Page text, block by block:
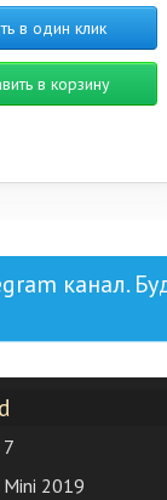
в один клик
в корзину
канал.
Mini 2019